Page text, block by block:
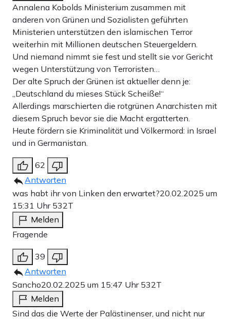
Annalena Kobolds Ministerium zusammen mit
anderen von Grünen und Sozialisten geführten
Ministerien unterstützen den islamischen Terror
weiterhin mit Millionen deutschen Steuergeldern.
Und niemand nimmt sie fest und stellt sie vor Gericht
wegen Unterstützung von Terroristen…
Der alte Spruch der Grünen ist aktueller denn je:
„Deutschland du mieses Stück Scheiße!“
Allerdings marschierten die rotgrünen Anarchisten mit
diesem Spruch bevor sie die Macht ergatterten.
Heute fördern sie Kriminalität und Völkermord: in Israel
und in Germanistan.
62
Antworten
was habt ihr von Linken den erwartet?20.02.2025 um
15:31 Uhr 532T
Melden
Fragende
39
Antworten
Sancho20.02.2025 um 15:47 Uhr 532T
Melden
Sind das die Werte der Palästinenser, und nicht nur